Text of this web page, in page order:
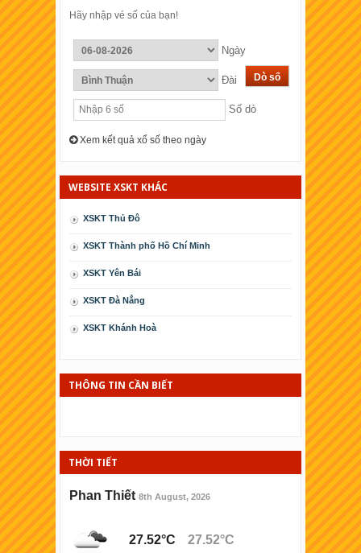
Hãy nhập vé số của bạn!
Ngày
Đài
Số dò
Xem kết quả xổ số theo ngày
WEBSITE XSKT KHÁC
XSKT Thủ Đô
XSKT Thành phố Hồ Chí Minh
XSKT Yên Bái
XSKT Ðà Nẳng
XSKT Khánh Hoà
XSKT Phú Yên
XSKT Ninh Thuận
XSKT Bình Ðịnh
XSKT Lào cai
THÔNG TIN CẦN BIẾT
THỜI TIẾT
Phan Thiết 8th August, 2026
27.52°C 27.52°C